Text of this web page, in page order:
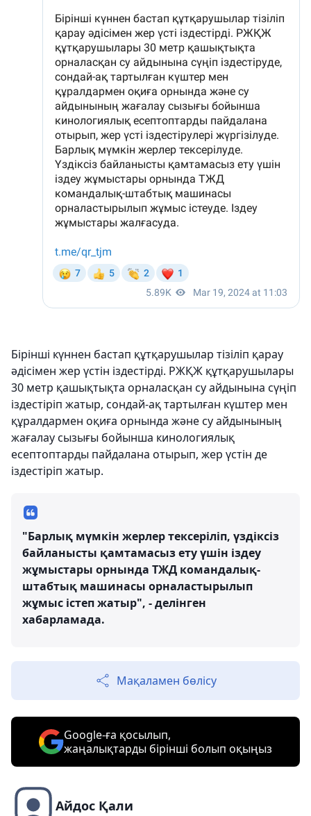
Бірінші күннен бастап құтқарушылар тізіліп қарау
әдісімен жер үстін іздестірді. РЖҚЖ құтқарушылары
30 метр қашықтықта орналасқан су айдынына сүңіп
іздестіріп жатыр, сондай-ақ тартылған күштер мен
құралдармен оқиға орнында және су айдынының
жағалау сызығы бойынша кинологиялық
есептоптарды пайдалана отырып, жер үстін де
іздестіріп жатыр.
"Барлық мүмкін жерлер тексеріліп, үздіксіз
байланысты қамтамасыз ету үшін іздеу
жұмыстары орнында ТЖД командалық-
штабтық машинасы орналастырылып
жұмыс істеп жатыр", - делінген
хабарламада.
Мақаламен бөлісу
Google-ға қосылып,
жаңалықтарды бірінші болып оқыңыз
Айдос Қали